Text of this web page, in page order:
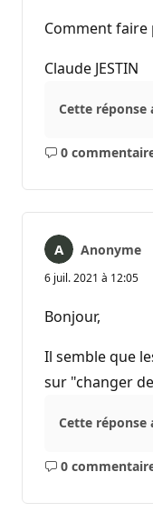
Comment faire
Claude JESTIN
Cette réponse
0
Aucun
Anonyme
6 juil. 2021 à 12:05
Bonjour,
Il semble que
sur "changer
Cette réponse
0
Aucun